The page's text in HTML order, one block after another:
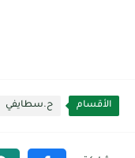
الأقسام ح.سطايفي